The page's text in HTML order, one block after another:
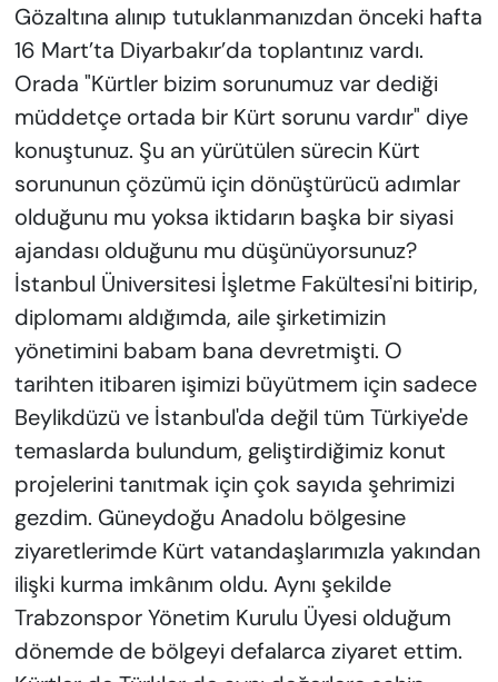
Gözaltına alınıp tutuklanmanızdan önceki hafta
16 Mart’ta Diyarbakır’da toplantınız vardı.
Orada "Kürtler bizim sorunumuz var dediği
müddetçe ortada bir Kürt sorunu vardır" diye
konuştunuz. Şu an yürütülen sürecin Kürt
sorununun çözümü için dönüştürücü adımlar
olduğunu mu yoksa iktidarın başka bir siyasi
ajandası olduğunu mu düşünüyorsunuz?
İstanbul Üniversitesi İşletme Fakültesi'ni bitirip,
diplomamı aldığımda, aile şirketimizin
yönetimini babam bana devretmişti. O
tarihten itibaren işimizi büyütmem için sadece
Beylikdüzü ve İstanbul'da değil tüm Türkiye'de
temaslarda bulundum, geliştirdiğimiz konut
projelerini tanıtmak için çok sayıda şehrimizi
gezdim. Güneydoğu Anadolu bölgesine
ziyaretlerimde Kürt vatandaşlarımızla yakından
ilişki kurma imkânım oldu. Aynı şekilde
Trabzonspor Yönetim Kurulu Üyesi olduğum
dönemde de bölgeyi defalarca ziyaret ettim.